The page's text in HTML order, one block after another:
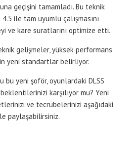
geçişini tamamladı. Bu teknik
ile tam uyumlu çalışmasını
ve kare suratlarını optimize etti.
gelişmeler, yüksek performans
yeni standartlar belirliyor.
bu yeni şoför, oyunlardaki DLSS
karşılıyor mu? Yeni
ve tecrübelerinizi aşağıdaki
paylaşabilirsiniz.